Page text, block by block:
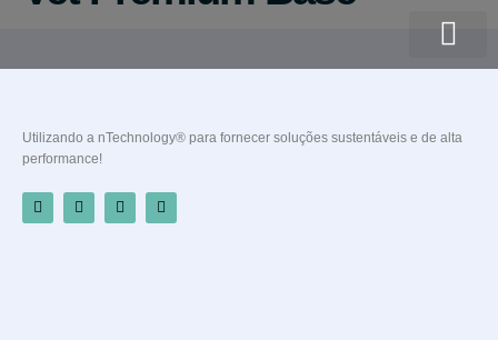
Utilizando a nTechnology® para fornecer soluções sustentáveis e de alta
performance!